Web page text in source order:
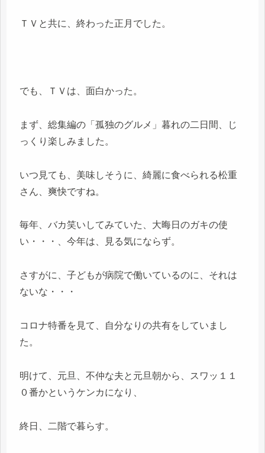
ＴＶと共に、終わった正月でした。
でも、ＴＶは、面白かった。
まず、総集編の「孤独のグルメ」暮れの二日間、じ
っくり楽しみました。
いつ見ても、美味しそうに、綺麗に食べられる松重
さん、爽快ですね。
毎年、バカ笑いしてみていた、大晦日のガキの使
い・・・、今年は、見る気にならず。
さすがに、子どもが病院で働いているのに、それは
ないな・・・
コロナ特番を見て、自分なりの共有をしていまし
た。
明けて、元旦、不仲な夫と元旦朝から、スワッ１１
０番かというケンカになり、
終日、二階で暮らす。